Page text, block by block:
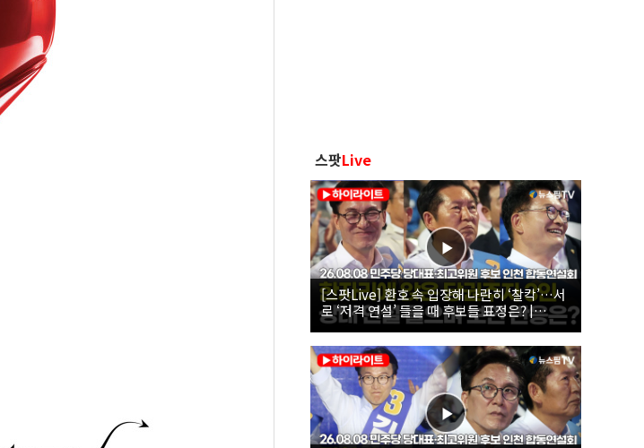
스팟Live
[스팟Live] 환호 속 입장해 나란히 ‘찰칵’…서
로 ‘저격 연설’ 들을 때 후보들 표정은? |
26.08.08 더불어민주당 당대표·최고위원 후
보 인천 합동연설회